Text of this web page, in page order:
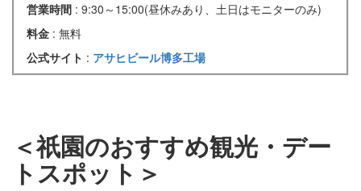
営業時間 : 9:30～15:00(昼休みあり、土日はモニターのみ)
料金 : 無料
公式サイト : アサヒビール博多工場
＜祇園のおすすめ観光・デー
トスポット＞